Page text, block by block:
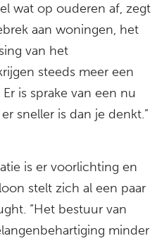
wat op ouderen af, zegt
aan woningen, het
van het
steeds meer een
is sprake van een nu
sneller is dan je denkt.”
is er voorlichting en
stelt zich al een paar
“Het bestuur van
minder